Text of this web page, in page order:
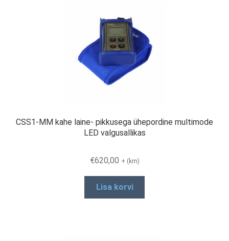
CSS1-MM kahe laine- pikkusega ühepordine multimode
LED valgusallikas
€620,00 + (km)
Lisa korvi